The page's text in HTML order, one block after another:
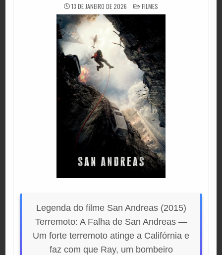
13 DE JANEIRO DE 2026 POSTED
IN
FILMES
Legenda do filme San Andreas (2015)
Terremoto: A Falha de San Andreas —
Um forte terremoto atinge a Califórnia e
faz com que Ray, um bombeiro